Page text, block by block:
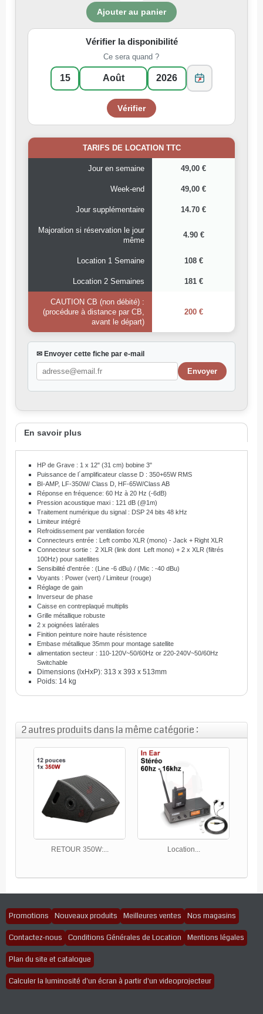
Vérifier la disponibilité
Ce sera quand ?
TARIFS DE LOCATION TTC
Jour en semaine 49,00 €
Week-end 49,00 €
Jour supplémentaire 14.70 €
Majoration si réservation le jour
même
4.90 €
Location 1 Semaine 108 €
Location 2 Semaines 181 €
CAUTION CB (non débité) :
(procédure à distance par CB,
avant le départ)
200 €
✉ Envoyer cette fiche par e-mail
En savoir plus
HP de Grave : 1 x 12" (31 cm) bobine 3"
Puissance de l´amplificateur classe D : 350+65W RMS
BI-AMP, LF-350W/ Class D, HF-65W/Class AB
Réponse en fréquence: 60 Hz à 20 Hz (-6dB)
Pression acoustique maxi : 121 dB (@1m)
Traitement numérique du signal : DSP 24 bits 48 kHz
Limiteur intégré
Refroidissement par ventilation forcée
Connecteurs entrée : Left combo XLR (mono) - Jack + Right XLR
Connecteur sortie : 2 XLR (link dont Left mono) + 2 x XLR (filtrés
100Hz) pour satellites
Sensibilité d'entrée : (Line -6 dBu) / (Mic : -40 dBu)
Voyants : Power (vert) / Limiteur (rouge)
Réglage de gain
Inverseur de phase
Caisse en contreplaqué multiplis
Grille métallique robuste
2 x poignées latérales
Finition peinture noire haute résistence
Embase métallique 35mm pour montage satellite
alimentation secteur : 110-120V~50/60Hz or 220-240V~50/60Hz
Switchable
Dimensions (lxHxP): 313 x 393 x 513mm
Poids: 14 kg
2 autres produits dans la même catégorie :
RETOUR 350W:... Location...
Promotions Nouveaux produits Meilleures ventes Nos magasins
Contactez-nous Conditions Générales de Location Mentions légales
Plan du site et catalogue
Calculer la luminosité d'un écran à partir d'un videoprojecteur